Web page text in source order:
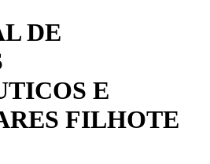
DE
E
FILHOTE